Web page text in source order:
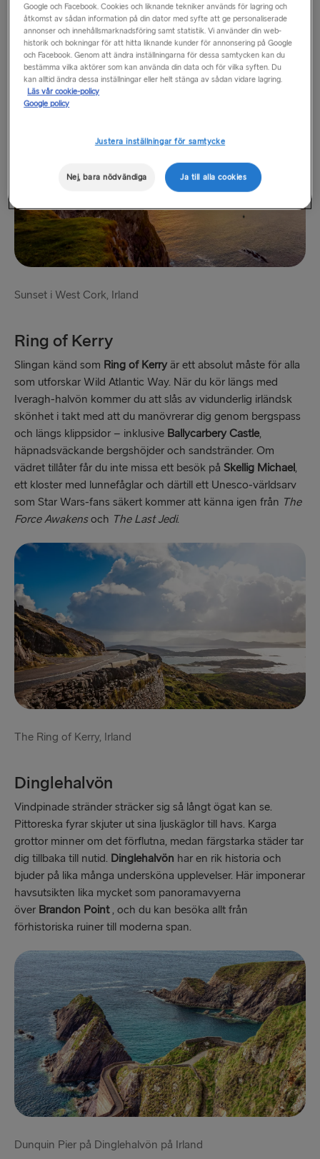
Nynäshamn → Ventspils
Ventspils → Nynäshamn
RESTEN AV EUROPA
Belfast → Liverpool
Hoek van Holland → Harwich
Holyhead → Dublin
Travemünde → Liepāja
Fishguard → Rosslare
Liverpool → Belfast
Harwich → Hoek van Holland
Dublin → Holyhead
Liepāja → Travemünde
medan du i nästa ögonblick utforskar en liten ö eller en
färgglad fiskeby. Avsätt en stund till att hämta andan vid
Mizen Head, vars stränder med dundrande vågor markerar
fastlandets sydligaste punkt. Det är den perfekta platsen när
du vill sätta stämningen för det som komma skall.
Sunset i West Cork, Irland
Ring of Kerry
Slingan känd som Ring of Kerryär ett absolut måste för alla
som utforskar Wild Atlantic Way. När du kör längs med
Iveragh-halvön kommer du att slås av vidunderlig irländsk
skönhet i takt med att du manövrerar dig genom bergspass
och längs klippsidor – inklusive Ballycarbery Castle,
häpnadsväckande bergshöjder och sandstränder. Om
vädret tillåter får du inte missa ett besök på Skellig Michael,
ett kloster med lunnefåglar och därtill ett Unesco-världsarv
som Star Wars-fans säkert kommer att känna igen från The
Force Awakensoch The Last Jedi.
The Ring of Kerry, Irland
Dinglehalvön
Vindpinade stränder sträcker sig så långt ögat kan se.
Pittoreska fyrar skjuter ut sina ljuskäglor till havs. Karga
grottor minner om det förflutna, medan färgstarka städer tar
dig tillbaka till nutid. Dinglehalvön har en rik historia och
bjuder på lika många undersköna upplevelser. Här imponerar
havsutsikten lika mycket som panoramavyerna
över Brandon Point, och du kan besöka allt från
förhistoriska ruiner till moderna span.
Dunquin Pier på Dinglehalvön på Irland
Google och Facebook. Cookies och liknande tekniker används för lagring och
åtkomst av sådan information på din dator med syfte att ge personaliserade
annonser och innehållsmarknadsföring samt statistik. Vi använder din web-
historik och bokningar för att hitta liknande kunder för annonsering på Google
och Facebook. Genom att ändra inställningarna för dessa samtycken kan du
bestämma vilka aktörer som kan använda din data och för vilka syften. Du
kan alltid ändra dessa inställningar eller helt stänga av sådan vidare lagring.
Läs vår cookie-policy
Google policy
Justera inställningar för samtycke
Nej, bara nödvändiga Ja till alla cookies